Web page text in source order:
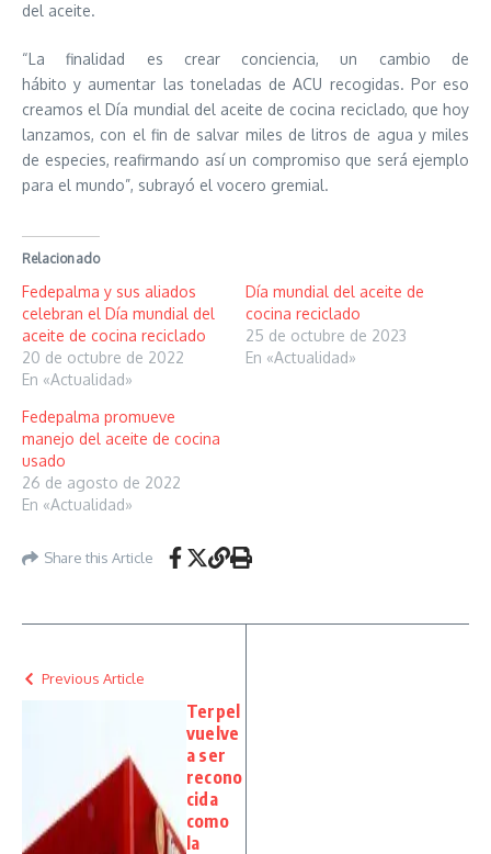
del aceite.
“La finalidad es crear conciencia, un cambio de
hábito y aumentar las toneladas de ACU recogidas. Por eso
creamos el Día mundial del aceite de cocina reciclado, que hoy
lanzamos, con el fin de salvar miles de litros de agua y miles
de especies, reafirmando así un compromiso que será ejemplo
para el mundo”, subrayó el vocero gremial.
Relacionado
Fedepalma y sus aliados
celebran el Día mundial del
aceite de cocina reciclado
20 de octubre de 2022
En «Actualidad»
Día mundial del aceite de
cocina reciclado
25 de octubre de 2023
En «Actualidad»
Fedepalma promueve
manejo del aceite de cocina
usado
26 de agosto de 2022
En «Actualidad»
Share this Article
Previous Article
Terpel
vuelve
a ser
recono
cida
como
la